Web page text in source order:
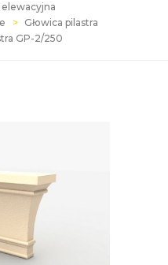
Głowica pilastra
GP-2/250